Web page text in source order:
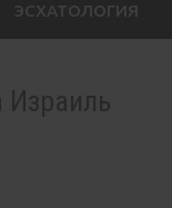
ЭСХАТОЛОГИЯ
Израиль